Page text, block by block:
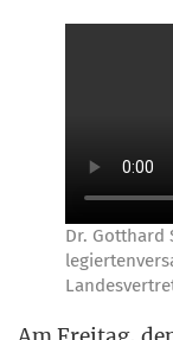
Dr. Gott­hard